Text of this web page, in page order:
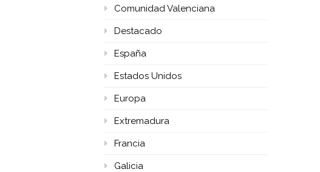
Comunidad Valenciana
Destacado
España
Estados Unidos
Europa
Extremadura
Francia
Galicia